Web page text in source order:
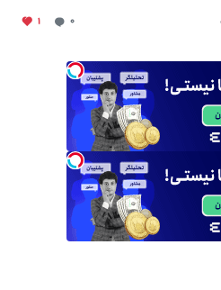
۰ ۱